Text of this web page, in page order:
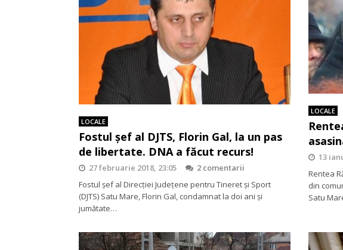
LOCALE
Fostul șef al DJTS, Florin Gal, la un pas
de libertate. DNA a făcut recurs!
27 februarie 2018, 23:05
2 comentarii
Fostul șef al Direcției Județene pentru Tineret și Sport
(DJTS) Satu Mare, Florin Gal, condamnat la doi ani și
jumătate…
LOCALE
13
Rentea
din
Satu